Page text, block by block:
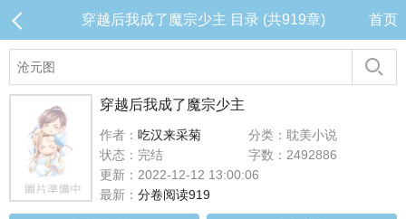
穿越后我成了魔宗少主 目录 (共919章) 首页
穿越后我成了魔宗少主
作者： 吃汉来采菊
分类：耽美小说
状态：完结
字数：2492886
更新：2022-12-12 13:00:06
最新： 分卷阅读919